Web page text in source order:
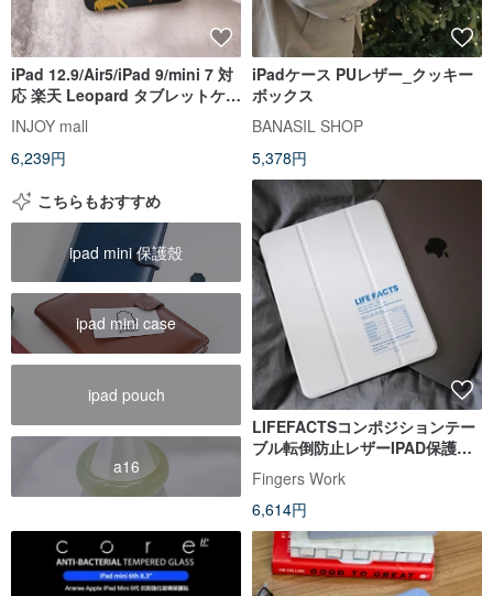
iPad 12.9/Air5/iPad 9/mini 7 対
応 楽天 Leopard タブレットケー
ス ペンスロット付き
INJOY mall
6,239円
iPadケース PUレザー_クッキー
ボックス
BANASIL SHOP
5,378円
こちらもおすすめ
ipad mini 保護殼
ipad mini case
ipad pouch
a16
LIFEFACTSコンポジションテー
ブル転倒防止レザーIPAD保護カ
バーペンスロット付き3つ折り
Fingers Work
6,614円